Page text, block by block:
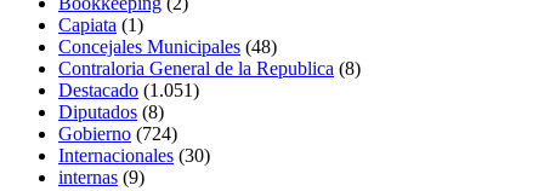
Capiata (1)
Concejales Municipales (48)
Contraloria General de la Republica (8)
Destacado (1.051)
Diputados (8)
Gobierno (724)
Internacionales (30)
internas (9)